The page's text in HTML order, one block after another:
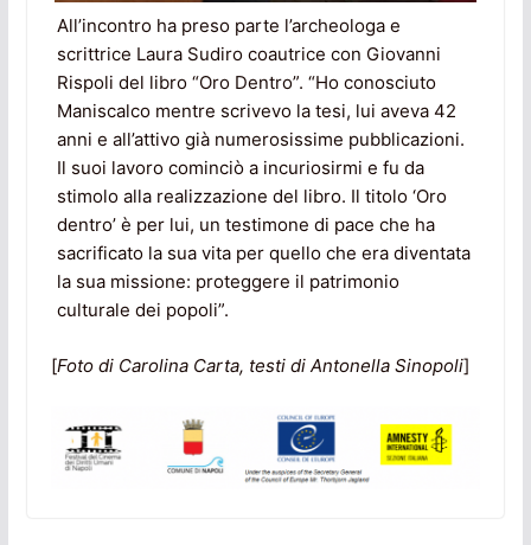
All’incontro ha preso parte l’archeologa e
scrittrice Laura Sudiro coautrice con Giovanni
Rispoli del libro “Oro Dentro”. “Ho conosciuto
Maniscalco mentre scrivevo la tesi, lui aveva 42
anni e all’attivo già numerosissime pubblicazioni.
Il suoi lavoro cominciò a incuriosirmi e fu da
stimolo alla realizzazione del libro. Il titolo ‘Oro
dentro’ è per lui, un testimone di pace che ha
sacrificato la sua vita per quello che era diventata
la sua missione: proteggere il patrimonio
culturale dei popoli”.
[Foto di Carolina Carta, testi di Antonella Sinopoli]